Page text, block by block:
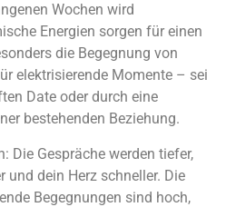
Wochen wird
Energien sorgen für einen
die Begegnung von
elektrisierende Momente – sei
Date oder durch eine
bestehenden Beziehung.
Die Gespräche werden tiefer,
dein Herz schneller. Die
Begegnungen sind hoch,